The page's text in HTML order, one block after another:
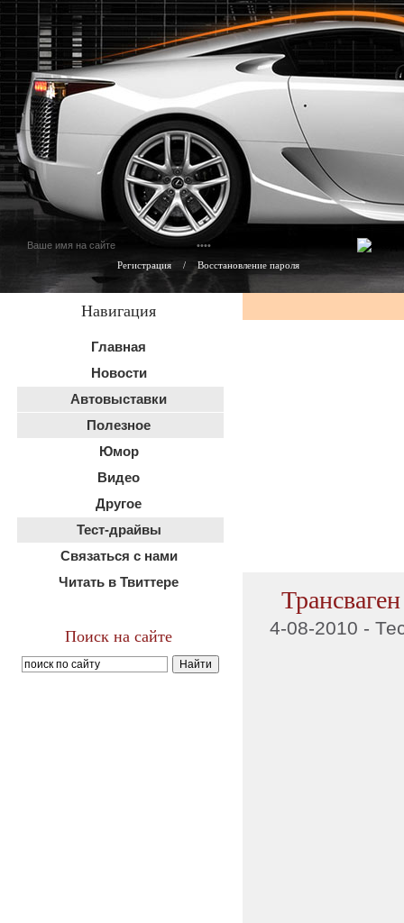
Регистрация / Восстановление пароля
Навигация
Главная
Новости
Автовыставки
Полезное
Юмор
Видео
Другое
Тест-драйвы
Связаться с нами
Читать в Твиттере
Поиск на сайте 4-08-2010 -